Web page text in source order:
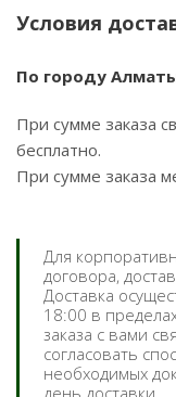
Условия
По городу
При сумме заказа
бесплатно.
При сумме заказа
Для
договора,
Доставка
18:00 в
заказа с вами
согласовать
необходимых
день доставки.